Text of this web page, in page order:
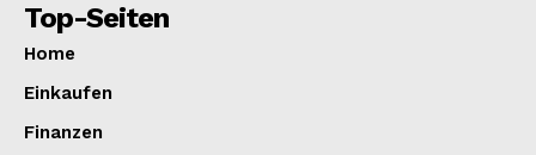
Top-Seiten
Home
Einkaufen
Finanzen